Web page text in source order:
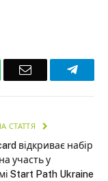
Email
СТАТТЯ
відкриває набір
участь у
Start Path Ukraine